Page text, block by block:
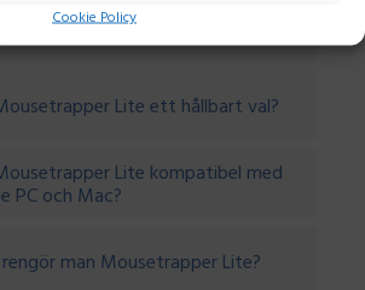
Cookie Policy
fungerar styrmattefunktionen på
Lite ett hållbart val?
Lite kompatibel med
PC och Mac?
man Mousetrapper Lite?